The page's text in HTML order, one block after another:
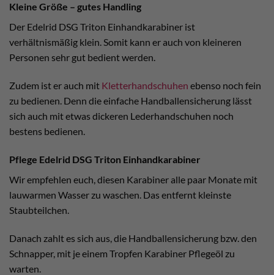
Kleine Größe – gutes Handling
Der Edelrid DSG Triton Einhandkarabiner ist
verhältnismäßig klein. Somit kann er auch von kleineren
Personen sehr gut bedient werden.
Zudem ist er auch mit Kletterhandschuhen ebenso noch fein
zu bedienen. Denn die einfache Handballensicherung lässt
sich auch mit etwas dickeren Lederhandschuhen noch
bestens bedienen.
Pflege Edelrid DSG Triton Einhandkarabiner
Wir empfehlen euch, diesen Karabiner alle paar Monate mit
lauwarmen Wasser zu waschen. Das entfernt kleinste
Staubteilchen.
Danach zahlt es sich aus, die Handballensicherung bzw. den
Schnapper, mit je einem Tropfen Karabiner Pflegeöl zu
warten.